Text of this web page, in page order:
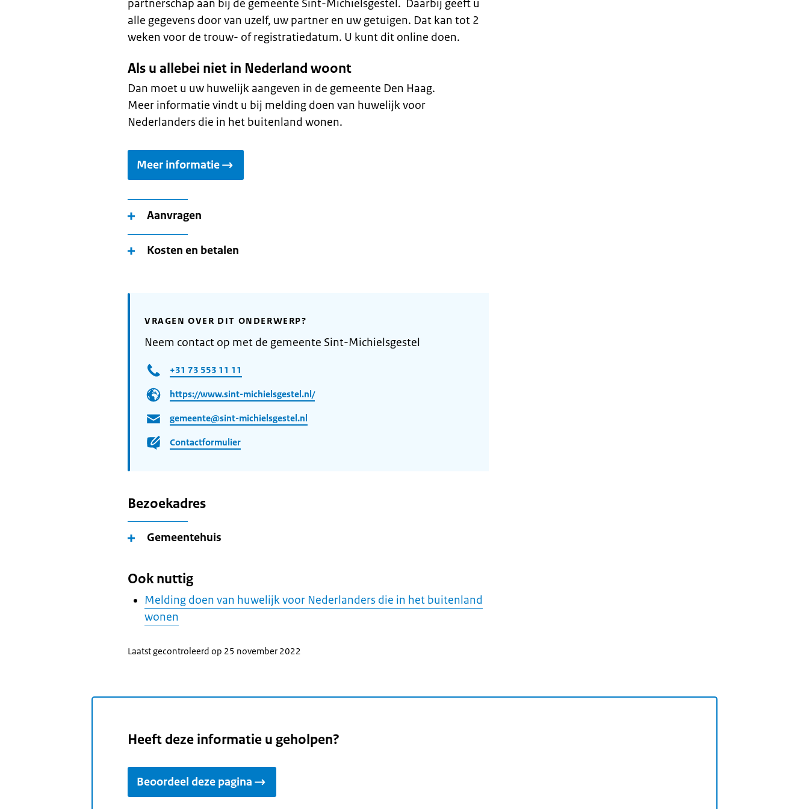
partnerschap aan bij de gemeente Sint-Michielsgestel. Daarbij geeft u
alle gegevens door van uzelf, uw partner en uw getuigen. Dat kan tot 2
weken voor de trouw- of registratiedatum. U kunt dit online doen.
Als u allebei niet in Nederland woont
Dan moet u uw huwelijk aangeven in de gemeente Den Haag.
Meer informatie vindt u bij melding doen van huwelijk voor
Nederlanders die in het buitenland wonen.
Meer informatie
Aanvragen
Kosten en betalen
VRAGEN OVER DIT ONDERWERP?
Neem contact op met de gemeente Sint-Michielsgestel
+31 73 553 11 11
https://www.sint-michielsgestel.nl/
gemeente@sint-michielsgestel.nl
Contactformulier
Bezoekadres
Gemeentehuis
Ook nuttig
Melding doen van huwelijk voor Nederlanders die in het buitenland
wonen
Laatst gecontroleerd op 25 november 2022
Heeft deze informatie u geholpen?
Beoordeel deze pagina